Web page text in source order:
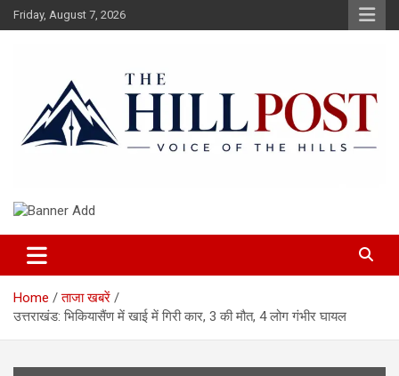
Skip
to
Friday, August 7, 2026
The Hillpost
Home
ताजा खबरें
उत्तराखंड: भिकियासैंण में खाई में गिरी कार, 3 की मौत, 4 लोग गंभीर घायल